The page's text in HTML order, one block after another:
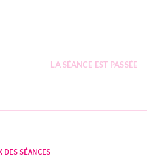
LA SÉANCE EST PASSÉE
DES SÉANCES